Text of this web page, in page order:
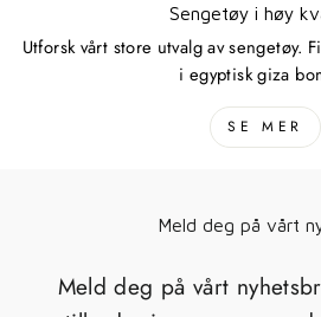
Sengetøy i høy
Utforsk vårt store utvalg av sengetøy.
i egyptisk giza
SE MER
Meld deg på vårt
Meld deg på vårt